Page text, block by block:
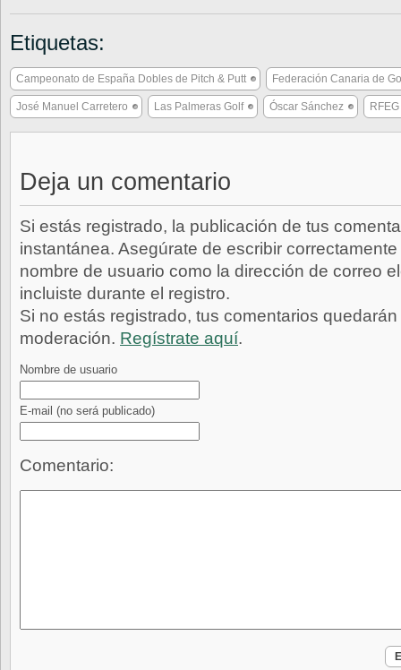
Etiquetas:
Campeonato de España Dobles de Pitch & Putt Federación Canaria de
José Manuel Carretero Las Palmeras Golf Óscar Sánchez RFEG
Deja un comentario
Si estás registrado, la publicación de tus
instantánea. Asegúrate de escribir
nombre de usuario como la dirección de correo
incluiste durante el registro.
Si no estás registrado, tus comentarios
moderación. Regístrate aquí.
Nombre de usuario
E-mail (no será publicado)
Comentario: